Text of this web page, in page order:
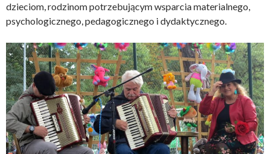
dzieciom, rodzinom potrzebującym wsparcia materialnego,
psychologicznego, pedagogicznego i dydaktycznego.